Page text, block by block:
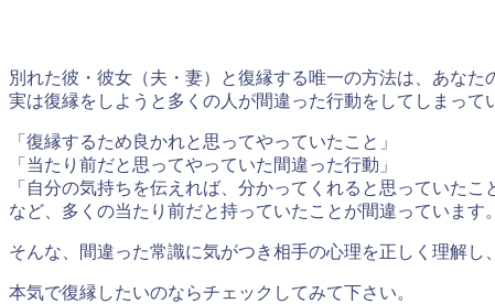
別れた彼・彼女（夫・妻）と復縁する唯一の方法は、あなた
実は復縁をしようと多くの人が間違った行動をしてしまって
「復縁するため良かれと思ってやっていたこと」
「当たり前だと思ってやっていた間違った行動」
「自分の気持ちを伝えれば、分かってくれると思っていたこ
など、多くの当たり前だと持っていたことが間違っています。
そんな、間違った常識に気がつき相手の心理を正しく理解し
本気で復縁したいのならチェックしてみて下さい。